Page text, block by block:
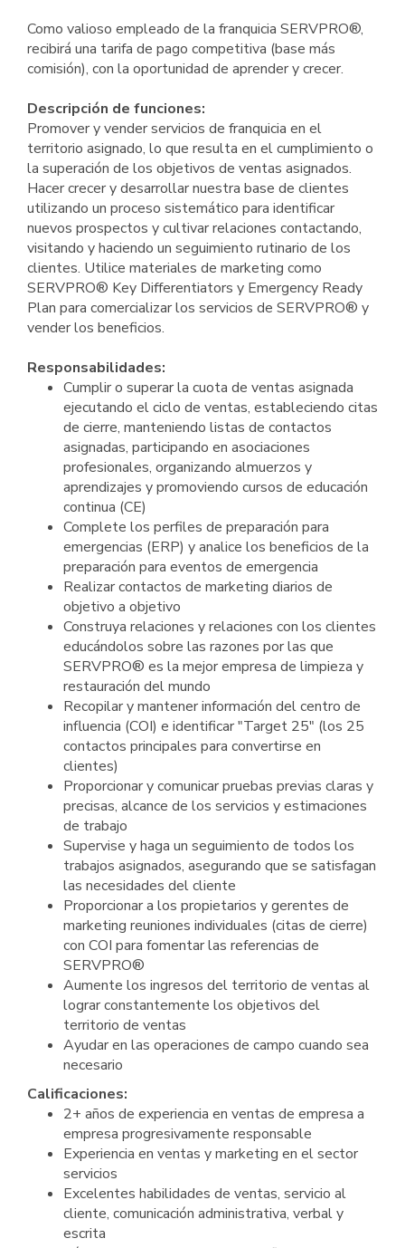
Como valioso empleado de la franquicia SERVPRO®,
recibirá una tarifa de pago competitiva (base más
comisión), con la oportunidad de aprender y crecer.
Descripción de funciones:
Promover y vender servicios de franquicia en el
territorio asignado, lo que resulta en el cumplimiento o
la superación de los objetivos de ventas asignados.
Hacer crecer y desarrollar nuestra base de clientes
utilizando un proceso sistemático para identificar
nuevos prospectos y cultivar relaciones contactando,
visitando y haciendo un seguimiento rutinario de los
clientes. Utilice materiales de marketing como
SERVPRO® Key Differentiators y Emergency Ready
Plan para comercializar los servicios de SERVPRO® y
vender los beneficios.
Responsabilidades:
Cumplir o superar la cuota de ventas asignada
ejecutando el ciclo de ventas, estableciendo citas
de cierre, manteniendo listas de contactos
asignadas, participando en asociaciones
profesionales, organizando almuerzos y
aprendizajes y promoviendo cursos de educación
continua (CE)
Complete los perfiles de preparación para
emergencias (ERP) y analice los beneficios de la
preparación para eventos de emergencia
Realizar contactos de marketing diarios de
objetivo a objetivo
Construya relaciones y relaciones con los clientes
educándolos sobre las razones por las que
SERVPRO® es la mejor empresa de limpieza y
restauración del mundo
Recopilar y mantener información del centro de
influencia (COI) e identificar "Target 25" (los 25
contactos principales para convertirse en
clientes)
Proporcionar y comunicar pruebas previas claras y
precisas, alcance de los servicios y estimaciones
de trabajo
Supervise y haga un seguimiento de todos los
trabajos asignados, asegurando que se satisfagan
las necesidades del cliente
Proporcionar a los propietarios y gerentes de
marketing reuniones individuales (citas de cierre)
con COI para fomentar las referencias de
SERVPRO®
Aumente los ingresos del territorio de ventas al
lograr constantemente los objetivos del
territorio de ventas
Ayudar en las operaciones de campo cuando sea
necesario
Calificaciones:
2+ años de experiencia en ventas de empresa a
empresa progresivamente responsable
Experiencia en ventas y marketing en el sector
servicios
Excelentes habilidades de ventas, servicio al
cliente, comunicación administrativa, verbal y
escrita